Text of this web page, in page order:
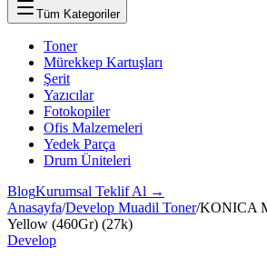
Tüm Kategoriler
Toner
Mürekkep Kartuşları
Şerit
Yazıcılar
Fotokopiler
Ofis Malzemeleri
Yedek Parça
Drum Üniteleri
BlogKurumsal Teklif Al →
Anasayfa/Develop Muadil Toner/KONICA
Yellow (460Gr) (27k)
Develop